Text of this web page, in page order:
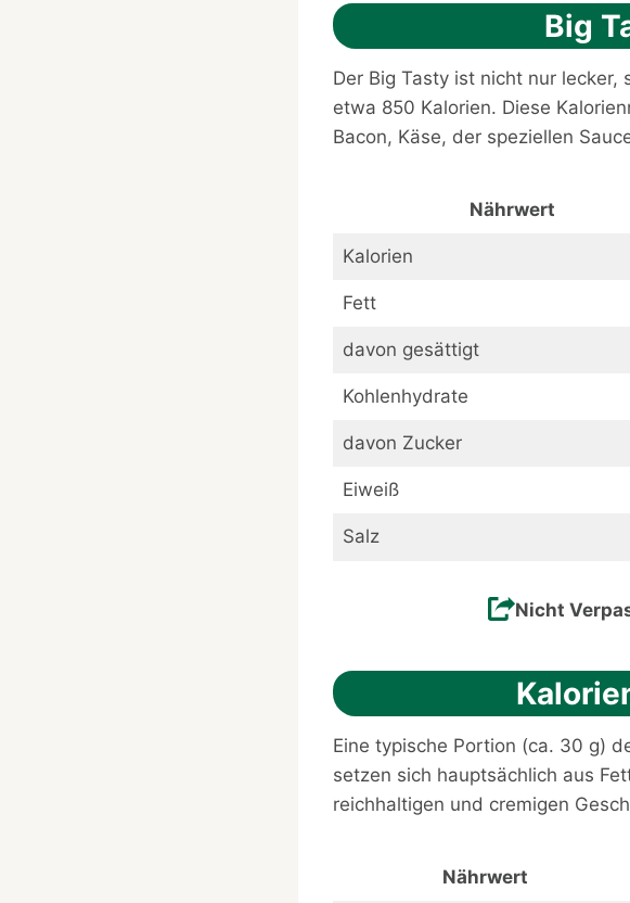
Big
Der Big Tasty ist nicht nur
etwa 850 Kalorien. Diese
Bacon, Käse, der speziellen
Nährwert
Kalorien
Fett
davon gesättigt
Kohlenhydrate
davon Zucker
Eiweiß
Salz
Nicht
Eine typische Portion (ca. 30 g)
setzen sich hauptsächlich aus
reichhaltigen und cremigen
Nährwert